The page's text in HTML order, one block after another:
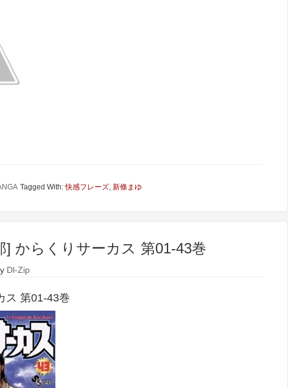
Tagged With:快感フレーズ, 新條まゆ
] からくりサーカス 第01-43巻
Dl-Zip
ス 第01-43巻